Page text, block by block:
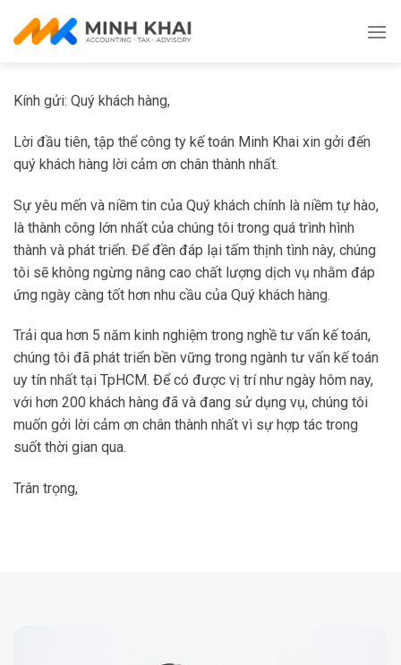
Kính gửi: Quý khách hàng,
Lời đầu tiên, tập thể công ty kế toán Minh Khai xin gởi đến
quý khách hàng lời cảm ơn chân thành nhất.
Sự yêu mến và niềm tin của Quý khách chính là niềm tự hào,
là thành công lớn nhất của chúng tôi trong quá trình hình
thành và phát triển. Để đền đáp lại tấm thịnh tình này, chúng
tôi sẽ không ngừng nâng cao chất lượng dịch vụ nhằm đáp
ứng ngày càng tốt hơn nhu cầu của Quý khách hàng.
Trải qua hơn 5 năm kinh nghiệm trong nghề tư vấn kế toán,
chúng tôi đã phát triển bền vững trong ngành tư vấn kế toán
uy tín nhất tại TpHCM. Để có được vị trí như ngày hôm nay,
với hơn 200 khách hàng đã và đang sử dụng vụ, chúng tôi
muốn gởi lời cảm ơn chân thành nhất vì sự hợp tác trong
suốt thời gian qua.
Trân trọng,